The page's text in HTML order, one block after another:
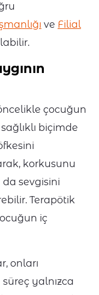
ve Filial
çocuğun
biçimde
korkusunu
sevgisini
Terapötik
iç
onları
yalnızca